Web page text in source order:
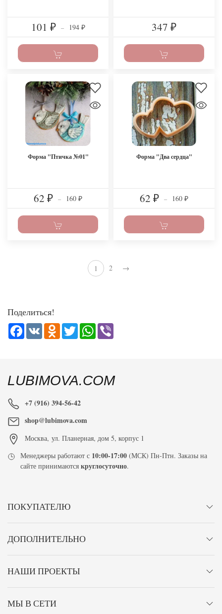
101 ₽ – 194 ₽ 347 ₽
Форма "Птичка №01"
62 ₽ – 160 ₽
Форма "Два сердца"
62 ₽ – 160 ₽
1 2 →
Поделиться!
Facebook
VK Odnoklassniki
TwitterWhatsApp
LUBIMOVA.COM
+7 (916) 394-56-42
shop@lubimova.com
Москва, ул. Планерная, дом 5, корпус 1
Менеджеры работают с 10:00-17:00 (МСК) Пн-Птн. Заказы на
сайте принимаютсякруглосуточно.
ПОКУПАТЕЛЮ
ДОПОЛНИТЕЛЬНО
НАШИ ПРОЕКТЫ
МЫ В СЕТИ